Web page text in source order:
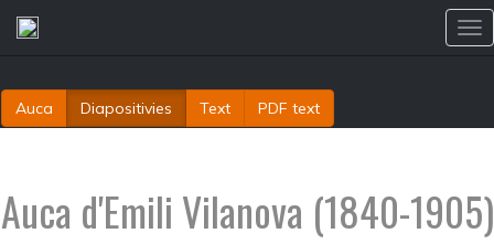
Auca Diapositivies Text PDF text
Auca d'Emili Vilanova (1840-1905)